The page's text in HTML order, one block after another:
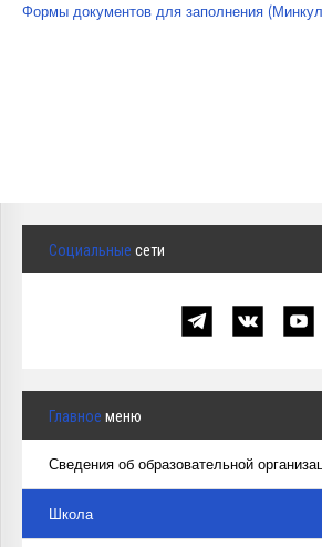
Формы документов для заполнения
Социальные сети
Главное меню
Сведения об образовательной
Школа